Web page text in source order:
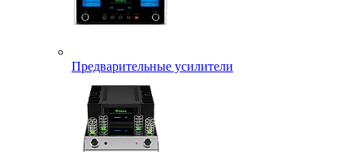
Предварительные усилители